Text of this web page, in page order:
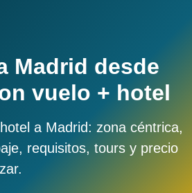
Madrid desde
vuelo + hotel
a Madrid: zona céntrica,
requisitos, tours y precio